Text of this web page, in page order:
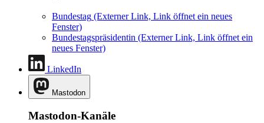
Bundestag (Externer Link, Link öffnet ein neues
Fenster)
Bundestagspräsidentin (Externer Link, Link öffnet ein
neues Fenster)
LinkedIn
Mastodon
Mastodon-Kanäle